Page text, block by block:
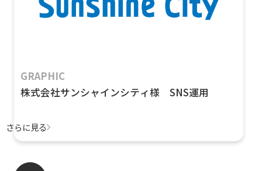
GRAPHIC
株式会社サンシャインシティ様 SNS運用
さらに見る